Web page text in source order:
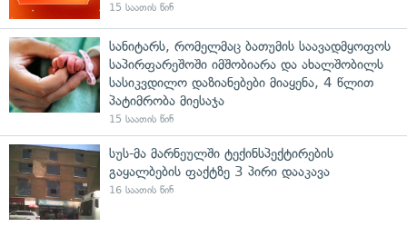
15 საათის წინ
სანიტარს, რომელმაც ბათუმის საავადმყოფოს
საპირფარეშოში იმშობიარა და ახალშობილს
სასიკვდილო დაზიანებები მიაყენა, 4 წლით
პატიმრობა მიესაჯა
15 საათის წინ
სუს-მა მარნეულში ტექინსპექტირების
გაყალბების ფაქტზე 3 პირი დააკავა
16 საათის წინ